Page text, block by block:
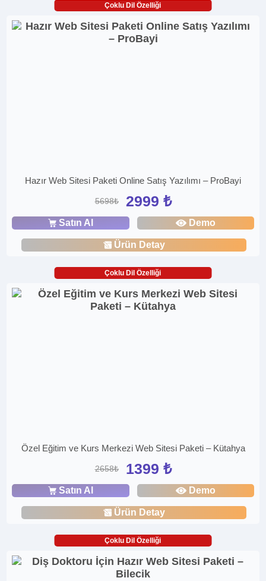
Çoklu Dil Özelliği
Hazır Web Sitesi Paketi Online Satış Yazılımı – ProBayi
5698₺ 2999 ₺
Satın Al Demo
Ürün Detay
Çoklu Dil Özelliği
Özel Eğitim ve Kurs Merkezi Web Sitesi Paketi – Kütahya
2658₺ 1399 ₺
Satın Al Demo
Ürün Detay
Çoklu Dil Özelliği